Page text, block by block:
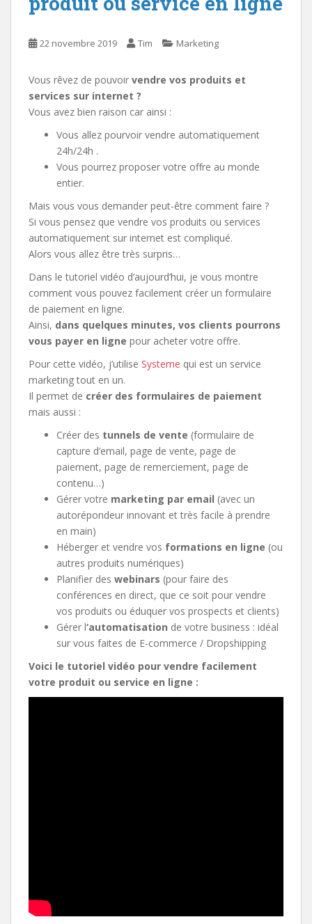
22 novembre 2019 Tim Marketing
Vous rêvez de pouvoir vendre vos produits et
services sur internet ?
Vous avez bien raison car ainsi :
Vous allez pourvoir vendre automatiquement
24h/24h .
Vous pourrez proposer votre offre au monde
entier.
Mais vous vous demander peut-être comment faire ?
Si vous pensez que vendre vos produits ou services
automatiquement sur internet est compliqué.
Alors vous allez être très surpris…
Dans le tutoriel vidéo d’aujourd’hui, je vous montre
comment vous pouvez facilement créer un formulaire
de paiement en ligne.
Ainsi, dans quelques minutes, vos clients pourrons
vous payer en ligne pour acheter votre offre.
Pour cette vidéo, j’utilise Systeme qui est un service
marketing tout en un.
Il permet de créer des formulaires de paiement
mais aussi :
Créer des tunnels de vente (formulaire de
capture d’email, page de vente, page de
paiement, page de remerciement, page de
contenu…)
Gérer votre marketing par email (avec un
autorépondeur innovant et très facile à prendre
en main)
Héberger et vendre vos formations en ligne (ou
autres produits numériques)
Planifier des webinars (pour faire des
conférences en direct, que ce soit pour vendre
vos produits ou éduquer vos prospects et clients)
Gérer l‘automatisation de votre business : idéal
sur vous faites de E-commerce / Dropshipping
Voici le tutoriel vidéo pour vendre facilement
votre produit ou service en ligne :